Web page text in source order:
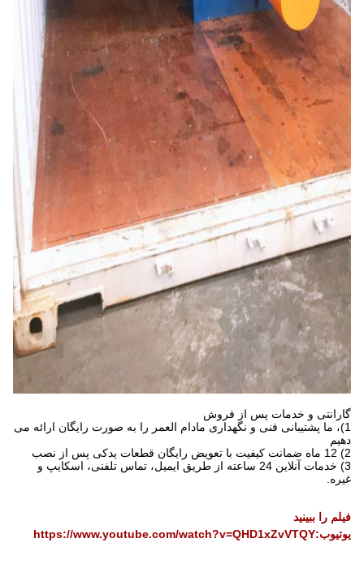
گارانتی و خدمات پس از فروش
1)، ما پشتیبانی فنی و نگهداری مادام العمر را به صورت رایگان ارائه می
دهیم
3) خدمات آنلاین 24 ساعته از طریق ایمیل، تماس تلفنی، اسکایپ و
غیره.
فیلم را ببینید
یوتیوب:https://www.youtube.com/watch?v=QHD1xZvVTQY